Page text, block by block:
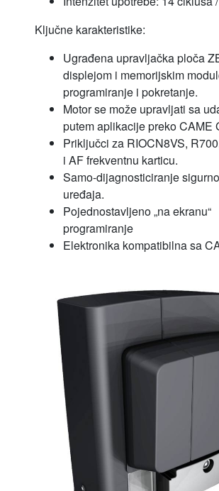
Ključne karakteristike:
Ugrađena upravljačka ploča
displejom i memorijskim
programiranje i pokretanje.
Motor se može upravljati sa
putem aplikacije preko CAME
Priključci za RIOCN8VS,
i AF frekventnu karticu.
Samo-dijagnosticiranje
uređaja.
Pojednostavljeno „na ekranu“
programiranje
Elektronika kompatibilna sa